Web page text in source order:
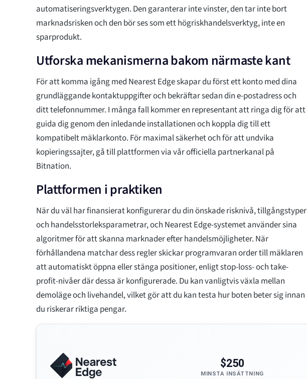
automatiseringsverktygen. Den garanterar inte vinster, den tar inte bort
marknadsrisken och den bör ses som ett högriskhandelsverktyg, inte en
sparprodukt.
Utforska mekanismerna bakom närmaste kant
För att komma igång med Nearest Edge skapar du först ett konto med dina
grundläggande kontaktuppgifter och bekräftar sedan din e-postadress och
ditt telefonnummer. I många fall kommer en representant att ringa dig för att
guida dig genom den inledande installationen och koppla dig till ett
kompatibelt mäklarkonto. För maximal säkerhet och för att undvika
kopieringssajter, gå till plattformen via vår officiella partnerkanal på
Bitnation.
Plattformen i praktiken
När du väl har finansierat konfigurerar du din önskade risknivå, tillgångstyper
och handelsstorleksparametrar, och Nearest Edge-systemet använder sina
algoritmer för att skanna marknader efter handelsmöjligheter. När
förhållandena matchar dess regler skickar programvaran order till mäklaren
att automatiskt öppna eller stänga positioner, enligt stop-loss- och take-
profit-nivåer där dessa är konfigurerade. Du kan vanligtvis växla mellan
demoläge och livehandel, vilket gör att du kan testa hur boten beter sig innan
du riskerar riktiga pengar.
$250
MINSTA INSÄTTNING